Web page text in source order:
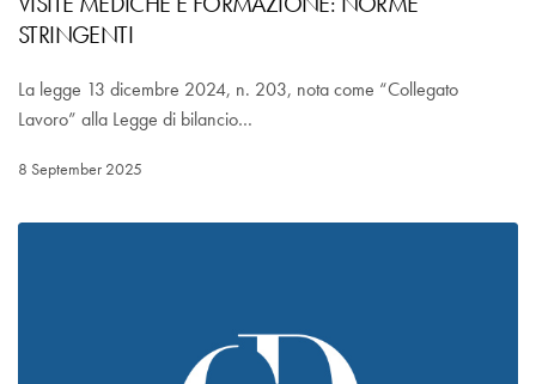
STRINGENTI
La legge 13 dicembre 2024, n. 203, nota come “Collegato
Lavoro” alla Legge di bilancio…
8 September 2025